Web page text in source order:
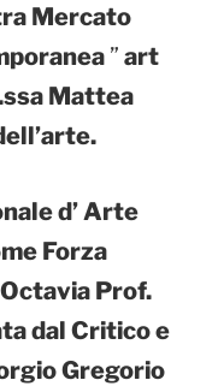
Mercato
” art
Mattea
d’ Arte
Forza
Prof.
dal Critico e
Gregorio